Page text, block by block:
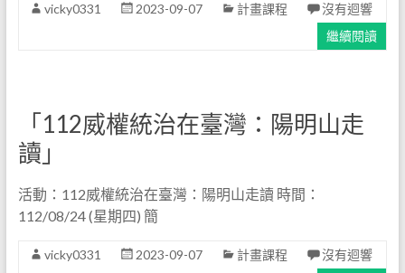
vicky0331 2023-09-07 計畫課程
沒有迴響
繼續閱讀
「112威權統治在臺灣：陽明山走
讀」
活動：112威權統治在臺灣：陽明山走讀 時間：
112/08/24 (星期四) 簡
vicky0331 2023-09-07 計畫課程
沒有迴響